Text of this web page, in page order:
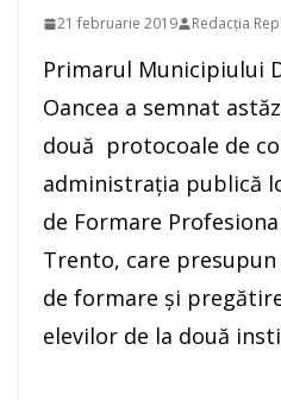
21 februarie 2019 Redacția
Primarul Municipiului
Oancea a semnat
două protocoale de
administrația publică
de Formare
Trento, care
de formare și
elevilor de la două